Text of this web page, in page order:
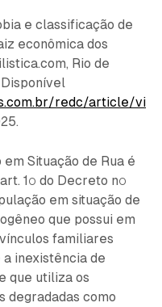
e classificação de
econômica dos
Rio de
Disponível
redc/article/vi
Situação de Rua é
1º do Decreto nº
em situação de
que possui em
familiares
inexistência de
que utiliza os
degradadas como